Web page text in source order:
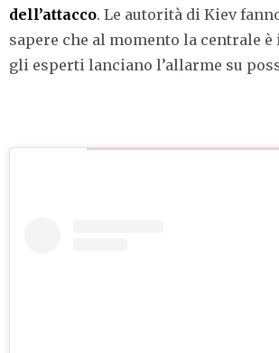
dell’attacco. Le autorità di Kiev
sapere che al momento la centrale
gli esperti lanciano l’allarme su